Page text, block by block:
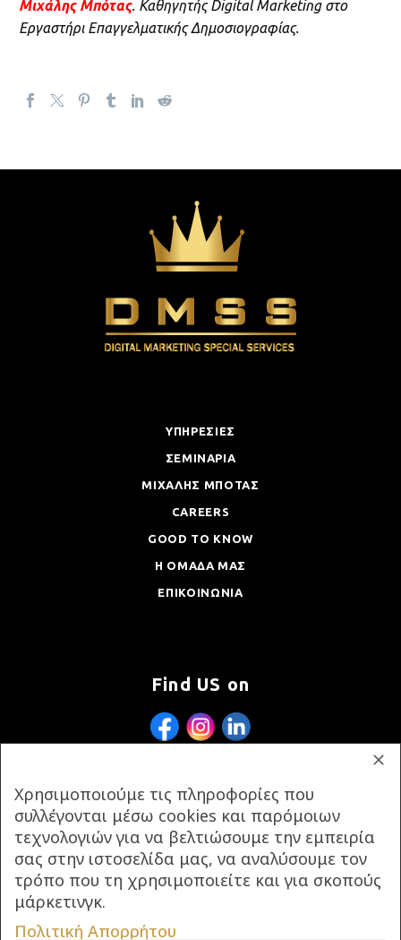
Μιχάλης Μπότας. Καθηγητής Digital Marketing στο
Εργαστήρι Επαγγελματικής Δημοσιογραφίας.
ΥΠΗΡΕΣΙΕΣ
ΣΕΜΙΝΑΡΙΑ
ΜΙΧΑΛΗΣ ΜΠΟΤΑΣ
CAREERS
GOOD TO KNOW
Η ΟΜΑΔΑ ΜΑΣ
ΕΠΙΚΟΙΝΩΝΙΑ
Find US on
Χρησιμοποιούμε τις πληροφορίες που
συλλέγονται μέσω cookies και παρόμοιων
τεχνολογιών για να βελτιώσουμε την εμπειρία
σας στην ιστοσελίδα μας, να αναλύσουμε τον
τρόπο που τη χρησιμοποιείτε και για σκοπούς
μάρκετινγκ.
Πολιτική Απορρήτου